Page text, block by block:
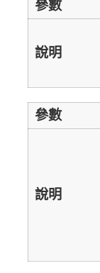
參數
說明
參數
說明